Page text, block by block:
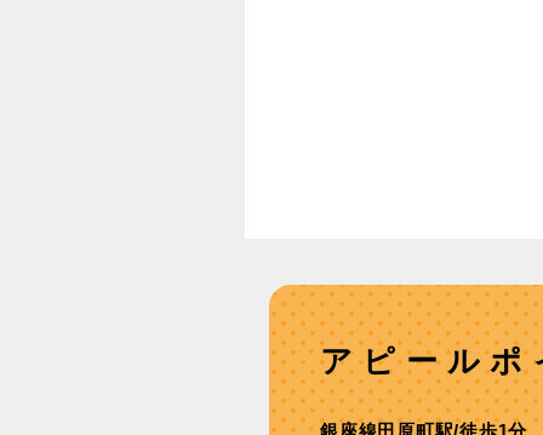
アピール
銀座線田原町駅/徒歩1分